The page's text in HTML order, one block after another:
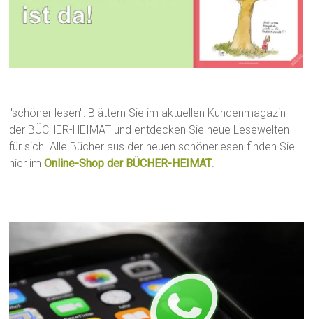
"schöner lesen": Blättern Sie im aktuellen Kundenmagazin
der BÜCHER-HEIMAT und entdecken Sie neue Lesewelten
für sich. Alle Bücher aus der neuen schönerlesen finden Sie
hier imOnline-Shop der BÜCHER-HEIMAT.